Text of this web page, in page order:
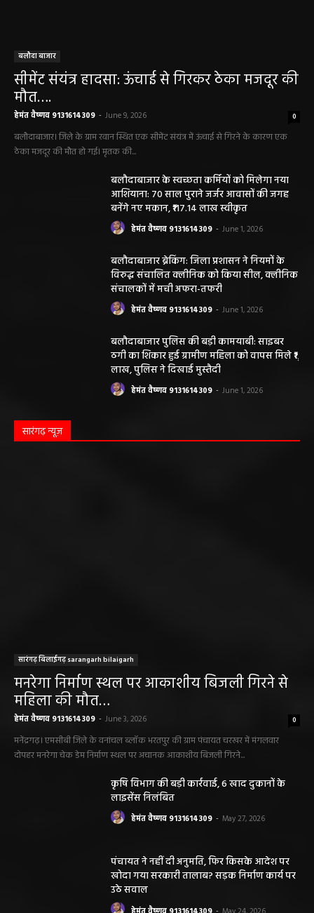
बलौदा बाजार
सीमेंट संयंत्र हादसा: ऊंचाई से गिरकर ठेका मजदूर की
मौत….
हेमंत वैष्णव 9131614309 - June 9, 2026 0
बलौदाबाजार। जिले के ग्राम रवान स्थित एक सीमेंट संयंत्र में ऊंचाई से गिरने के कारण एक
ठेका मजदूर की मौत हो गई। मृतक की...
बलौदाबाजार के स्वच्छता कर्मियों को मिलेगा नया
आशियाना: 70 साल पुराने जर्जर आवासों की जगह
बनेंगे नए मकान, ₹117.14 लाख स्वीकृत
हेमंत वैष्णव 9131614309 - June 1, 2026
बलौदाबाजार ब्रेकिंग: जिला प्रशासन ने नियमों के
विरुद्ध संचालित क्लीनिक को किया सील, क्लीनिक
संचालकों में मची अफरा-तफरी
हेमंत वैष्णव 9131614309 - June 1, 2026
बलौदाबाजार पुलिस की बड़ी कामयाबी: साइबर
ठगी का शिकार हुई ग्रामीण महिला को वापस मिले ₹1
लाख, पुलिस ने दिखाई मुस्तैदी
हेमंत वैष्णव 9131614309 - June 1, 2026
सारंगढ़ न्यूज़
सारंगढ़ बिलाईगढ़ sarangarh bilaigarh
मनरेगा निर्माण स्थल पर आकाशीय बिजली गिरने से
महिला की मौत…
हेमंत वैष्णव 9131614309 - June 3, 2026 0
मनेंद्रगढ़। एमसीबी जिले के वनांचल ब्लॉक भरतपुर की ग्राम पंचायत चरखर में मंगलवार
दोपहर मनरेगा चेक डेम निर्माण स्थल पर अचानक आकाशीय बिजली गिरने...
कृषि विभाग की बड़ी कार्रवाई, 6 खाद दुकानों के
लाइसेंस निलंबित
हेमंत वैष्णव 9131614309 - May 27, 2026
पंचायत ने नहीं दी अनुमति, फिर किसके आदेश पर
खोदा गया सरकारी तालाब? सड़क निर्माण कार्य पर
उठे सवाल